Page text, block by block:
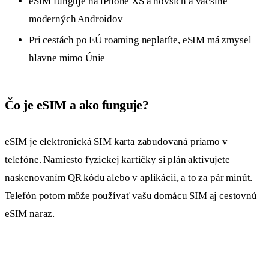
moderných Androidov
Pri cestách po EÚ roaming neplatíte, eSIM má zmysel
hlavne mimo Únie
Čo je eSIM a ako funguje?
eSIM je elektronická SIM karta zabudovaná priamo v
telefóne. Namiesto fyzickej kartičky si plán aktivujete
naskenovaním QR kódu alebo v aplikácii, a to za pár minút.
Telefón potom môže používať vašu domácu SIM aj cestovnú
eSIM naraz.